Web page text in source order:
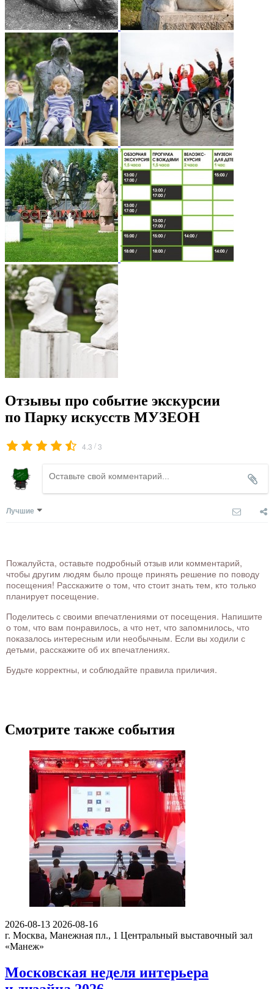
Отзывы про событие экскурсии
по Парку искусств МУЗЕОН
4.3 /3
Лучшие
Пожалуйста, оставьте подробный отзыв или комментарий,
чтобы другим людям было проще принять решение по поводу
посещения! Расскажите о том, что стоит знать тем, кто только
планирует посещение.
Поделитесь с своими впечатлениями от посещения. Напишите
о том, что вам понравилось, а что нет, что запомнилось, что
показалось интересным или необычным. Если вы ходили с
детьми, расскажите об их впечатлениях.
Будьте корректны, и соблюдайте правила приличия.
Смотрите также события
2026-08-13 2026-08-16
г. Москва, Манежная пл., 1 Центральный выставочный зал
«Манеж»
Московская неделя интерьера